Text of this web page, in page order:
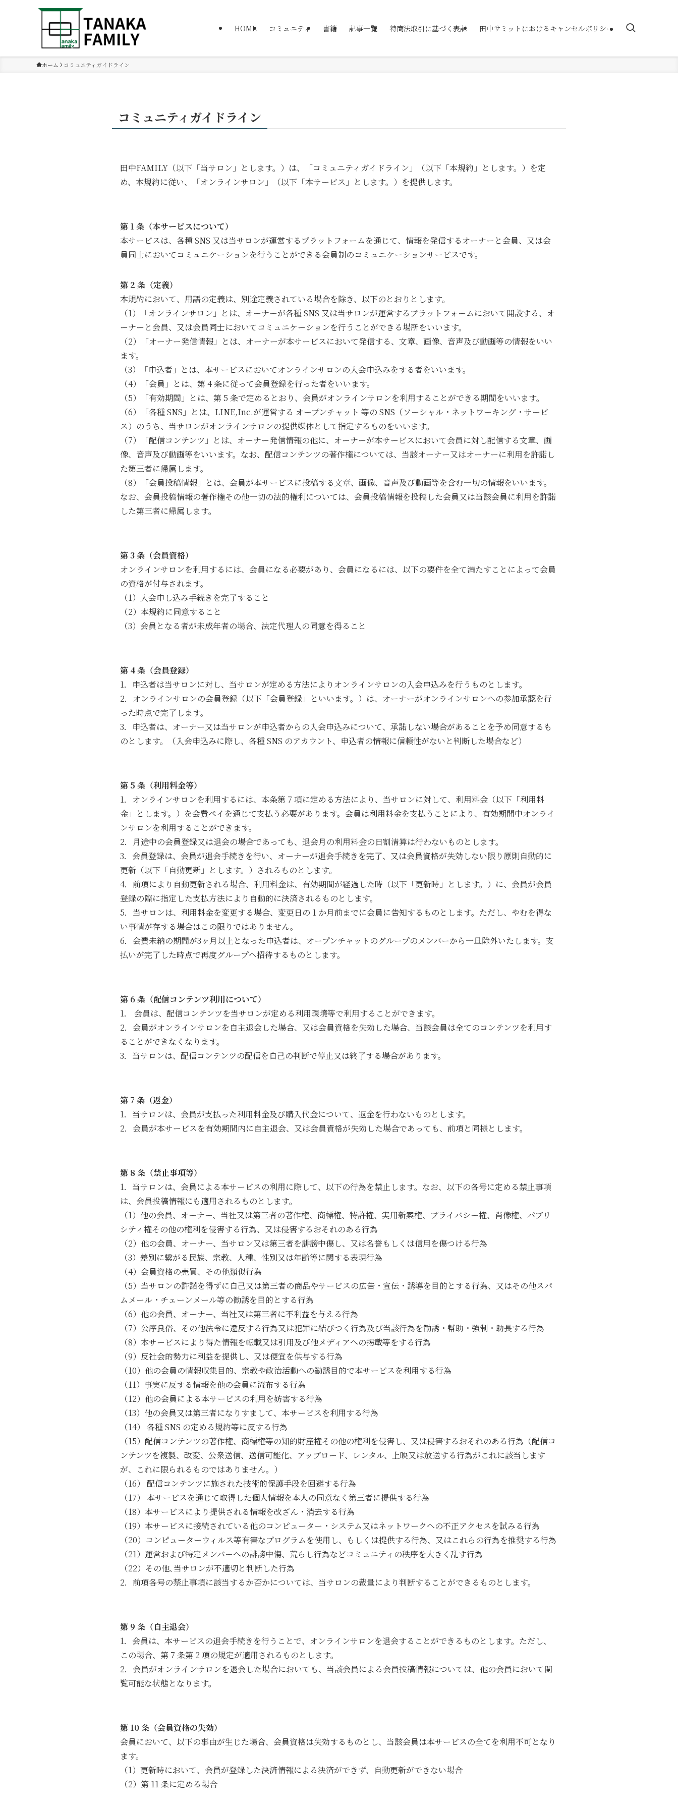
HOME コミュニティ 書籍 記事一覧 特商法取引に基づく表記 田中サミットにおけるキャンセルポリシー
ホーム コミュニティガイドライン
コミュニティガイドライン
田中FAMILY（以下「当サロン」とします。）は、「コミュニティガイドライン」（以下「本規約」とします。）を定
め、本規約に従い、「オンラインサロン」（以下「本サービス」とします。）を提供します。
第 1 条（本サービスについて）
本サービスは、各種 SNS 又は当サロンが運営するプラットフォームを通じて、情報を発信するオーナーと会員、又は会
員同士においてコミュニケーションを行うことができる会員制のコミュニケーションサービスです。
第 2 条（定義）
本規約において、用語の定義は、別途定義されている場合を除き、以下のとおりとします。
（1）「オンラインサロン」とは、オーナーが各種 SNS 又は当サロンが運営するプラットフォームにおいて開設する、オ
ーナーと会員、又は会員同士においてコミュニケーションを行うことができる場所をいいます。
（2）「オーナー発信情報」とは、オーナーが本サービスにおいて発信する、文章、画像、音声及び動画等の情報をいい
ます。
（3）「申込者」とは、本サービスにおいてオンラインサロンの入会申込みをする者をいいます。
（4）「会員」とは、第 4 条に従って会員登録を行った者をいいます。
（5）「有効期間」とは、第 5 条で定めるとおり、会員がオンラインサロンを利用することができる期間をいいます。
（6）「各種 SNS」とは、LINE,Inc.が運営する オープンチャット 等の SNS（ソーシャル・ネットワーキング・サービ
ス）のうち、当サロンがオンラインサロンの提供媒体として指定するものをいいます。
（7）「配信コンテンツ」とは、オーナー発信情報の他に、オーナーが本サービスにおいて会員に対し配信する文章、画
像、音声及び動画等をいいます。なお、配信コンテンツの著作権については、当該オーナー又はオーナーに利用を許諾し
た第三者に帰属します。
（8）「会員投稿情報」とは、会員が本サービスに投稿する文章、画像、音声及び動画等を含む一切の情報をいいます。
なお、会員投稿情報の著作権その他一切の法的権利については、会員投稿情報を投稿した会員又は当該会員に利用を許諾
した第三者に帰属します。
第 3 条（会員資格）
オンラインサロンを利用するには、会員になる必要があり、会員になるには、以下の要件を全て満たすことによって会員
の資格が付与されます。
（1）入会申し込み手続きを完了すること
（2）本規約に同意すること
（3）会員となる者が未成年者の場合、法定代理人の同意を得ること
第 4 条（会員登録）
1．申込者は当サロンに対し、当サロンが定める方法によりオンラインサロンの入会申込みを行うものとします。
2．オンラインサロンの会員登録（以下「会員登録」といいます。）は、オーナーがオンラインサロンへの参加承認を行
った時点で完了します。
3．申込者は、オーナー又は当サロンが申込者からの入会申込みについて、承諾しない場合があることを予め同意するも
のとします。（入会申込みに際し、各種 SNS のアカウント、申込者の情報に信頼性がないと判断した場合など）
第 5 条（利用料金等）
1．オンラインサロンを利用するには、本条第 7 項に定める方法により、当サロンに対して、利用料金（以下「利用料
金」とします。）を会費ペイを通じて支払う必要があります。会員は利用料金を支払うことにより、有効期間中オンライ
ンサロンを利用することができます。
2．月途中の会員登録又は退会の場合であっても、退会月の利用料金の日割清算は行わないものとします。
3．会員登録は、会員が退会手続きを行い、オーナーが退会手続きを完了、又は会員資格が失効しない限り原則自動的に
更新（以下「自動更新」とします。）されるものとします。
4．前項により自動更新される場合、利用料金は、有効期間が経過した時（以下「更新時」とします。）に、会員が会員
登録の際に指定した支払方法により自動的に決済されるものとします。
5．当サロンは、利用料金を変更する場合、変更日の 1 か月前までに会員に告知するものとします。ただし、やむを得な
い事情が存する場合はこの限りではありません。
6．会費未納の期間が3ヶ月以上となった申込者は、オープンチャットのグループのメンバーから一旦除外いたします。支
払いが完了した時点で再度グループへ招待するものとします。
第 6 条（配信コンテンツ利用について）
1． 会員は、配信コンテンツを当サロンが定める利用環境等で利用することができます。
2．会員がオンラインサロンを自主退会した場合、又は会員資格を失効した場合、当該会員は全てのコンテンツを利用す
ることができなくなります。
3．当サロンは、配信コンテンツの配信を自己の判断で停止又は終了する場合があります。
第 7 条（返金）
1．当サロンは、会員が支払った利用料金及び購入代金について、返金を行わないものとします。
2．会員が本サービスを有効期間内に自主退会、又は会員資格が失効した場合であっても、前項と同様とします。
第 8 条（禁止事項等）
1．当サロンは、会員による本サービスの利用に際して、以下の行為を禁止します。なお、以下の各号に定める禁止事項
は、会員投稿情報にも適用されるものとします。
（1）他の会員、オーナー、当社又は第三者の著作権、商標権、特許権、実用新案権、プライバシー権、肖像権、パブリ
シティ権その他の権利を侵害する行為、又は侵害するおそれのある行為
（2）他の会員、オーナー、当サロン又は第三者を誹謗中傷し、又は名誉もしくは信用を傷つける行為
（3）差別に繋がる民族、宗教、人種、性別又は年齢等に関する表現行為
（4）会員資格の売買、その他類似行為
（5）当サロンの許諾を得ずに自己又は第三者の商品やサービスの広告・宣伝・誘導を目的とする行為、又はその他スパ
ムメール・チェーンメール等の勧誘を目的とする行為
（6）他の会員、オーナー、当社又は第三者に不利益を与える行為
（7）公序良俗、その他法令に違反する行為又は犯罪に結びつく行為及び当該行為を勧誘・幇助・強制・助長する行為
（8）本サービスにより得た情報を転載又は引用及び他メディアへの掲載等をする行為
（9）反社会的勢力に利益を提供し、又は便宜を供与する行為
（10）他の会員の情報収集目的、宗教や政治活動への勧誘目的で本サービスを利用する行為
（11）事実に反する情報を他の会員に流布する行為
（12）他の会員による本サービスの利用を妨害する行為
（13）他の会員又は第三者になりすまして、本サービスを利用する行為
（14） 各種 SNS の定める規約等に反する行為
（15）配信コンテンツの著作権、商標権等の知的財産権その他の権利を侵害し、又は侵害するおそれのある行為（配信コ
ンテンツを複製、改変、公衆送信、送信可能化、アップロード、レンタル、上映又は放送する行為がこれに該当します
が、これに限られるものではありません。）
（16） 配信コンテンツに施された技術的保護手段を回避する行為
（17） 本サービスを通じて取得した個人情報を本人の同意なく第三者に提供する行為
（18）本サービスにより提供される情報を改ざん・消去する行為
（19）本サービスに接続されている他のコンピューター・システム又はネットワークへの不正アクセスを試みる行為
（20）コンピューターウィルス等有害なプログラムを使用し、もしくは提供する行為、又はこれらの行為を推奨する行為
（21）運営および特定メンバーへの誹謗中傷、荒らし行為などコミュニティの秩序を大きく乱す行為
（22）その他､当サロンが不適切と判断した行為
2．前項各号の禁止事項に該当するか否かについては、当サロンの裁量により判断することができるものとします。
第 9 条（自主退会）
1．会員は、本サービスの退会手続きを行うことで、オンラインサロンを退会することができるものとします。ただし、
この場合、第 7 条第 2 項の規定が適用されるものとします。
2．会員がオンラインサロンを退会した場合においても、当該会員による会員投稿情報については、他の会員において閲
覧可能な状態となります。
第 10 条（会員資格の失効）
会員において、以下の事由が生じた場合、会員資格は失効するものとし、当該会員は本サービスの全てを利用不可となり
ます。
（1）更新時において、会員が登録した決済情報による決済ができず、自動更新ができない場合
（2）第 11 条に定める場合